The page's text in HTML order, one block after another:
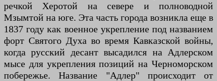
речкой Херотой на севере и полноводной
Мзымтой на юге. Эта часть города возникла еще в
1837 году как военное укрепление под названием
форт Святого Духа во время Кавказской войны,
когда русский десант высадился на Адлерском
мысе для укрепления позиций на Черноморском
побережье. Название "Адлер" происходит от